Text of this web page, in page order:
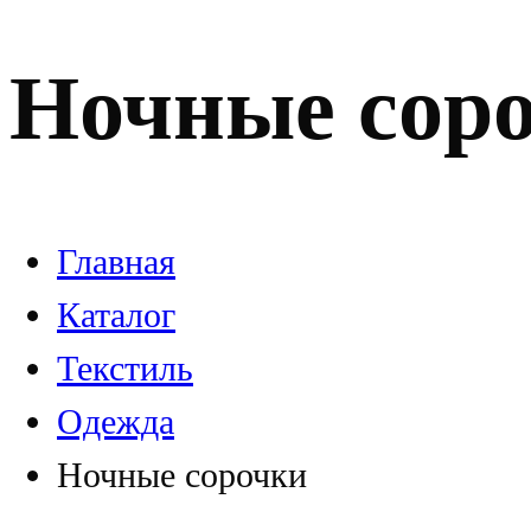
Ночные
Главная
Каталог
Текстиль
Одежда
Ночные сорочки